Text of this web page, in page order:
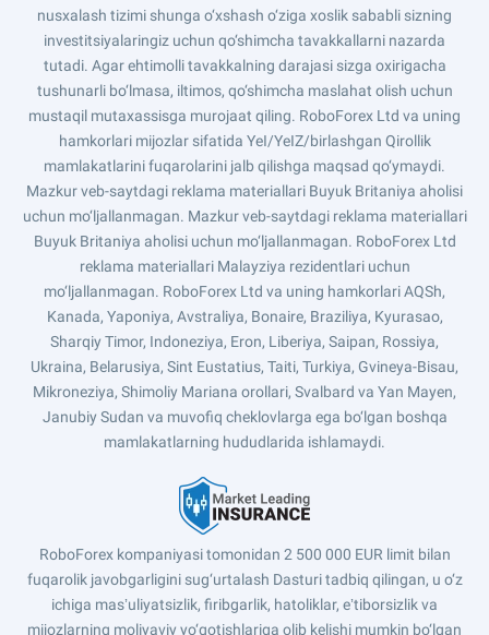
nusxalash tizimi shunga o‘xshash o‘ziga xoslik sababli sizning
investitsiyalaringiz uchun qo‘shimcha tavakkallarni nazarda
tutadi. Agar ehtimolli tavakkalning darajasi sizga oxirigacha
tushunarli bo‘lmasa, iltimos, qo‘shimcha maslahat olish uchun
mustaqil mutaxassisga murojaat qiling. RoboForex Ltd va uning
hamkorlari mijozlar sifatida YeI/YeIZ/birlashgan Qirollik
mamlakatlarini fuqarolarini jalb qilishga maqsad qo‘ymaydi.
Mazkur veb-saytdagi reklama materiallari Buyuk Britaniya aholisi
uchun mo‘ljallanmagan. Mazkur veb-saytdagi reklama materiallari
Buyuk Britaniya aholisi uchun mo‘ljallanmagan. RoboForex Ltd
reklama materiallari Malayziya rezidentlari uchun
mo‘ljallanmagan. RoboForex Ltd va uning hamkorlari AQSh,
Kanada, Yaponiya, Avstraliya, Bonaire, Braziliya, Kyurasao,
Sharqiy Timor, Indoneziya, Eron, Liberiya, Saipan, Rossiya,
Ukraina, Belarusiya, Sint Eustatius, Taiti, Turkiya, Gvineya-Bisau,
Mikroneziya, Shimoliy Mariana orollari, Svalbard va Yan Mayen,
Janubiy Sudan va muvofiq cheklovlarga ega bo‘lgan boshqa
mamlakatlarning hududlarida ishlamaydi.
RoboForex kompaniyasi tomonidan 2 500 000 EUR limit bilan
fuqarolik javobgarligini sug‘urtalash Dasturi tadbiq qilingan, u o‘z
ichiga masʼuliyatsizlik, firibgarlik, hatoliklar, eʼtiborsizlik va
mijozlarning moliyaviy yo‘qotishlariga olib kelishi mumkin bo‘lgan